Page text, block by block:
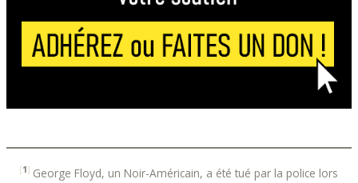
[1] George Floyd, un Noir-Américain, a été tué par la police lors